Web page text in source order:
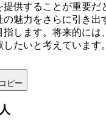
提供することが重要だ
魅力をさらに引き
指します。将来的に
たいと考えています。
ピー